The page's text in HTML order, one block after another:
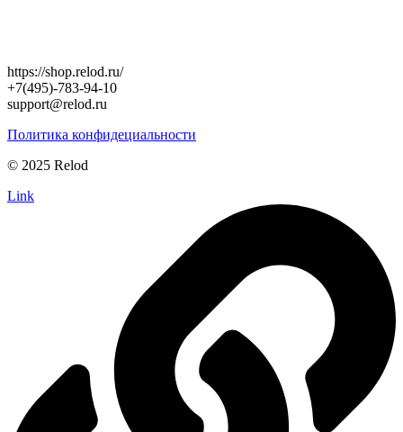
https://shop.relod.ru/
+7(495)-783-94-10
support@relod.ru
Политика конфидециальности
© 2025 Relod
Link